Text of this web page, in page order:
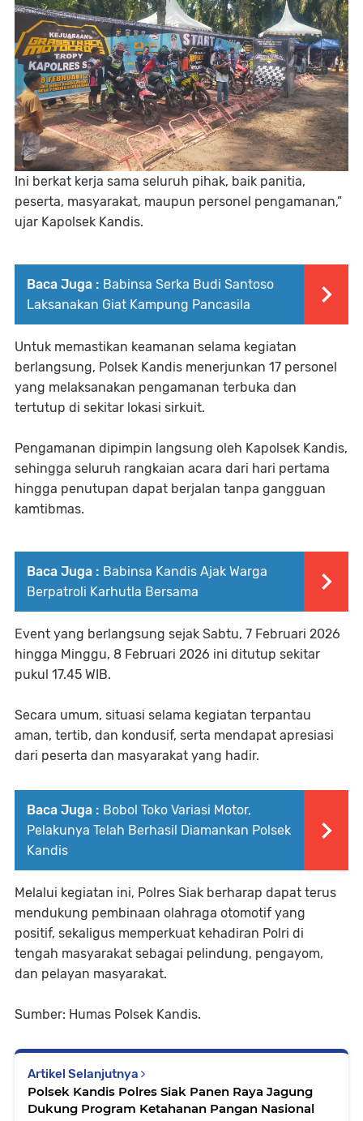
Ini berkat kerja sama seluruh pihak, baik panitia,
peserta, masyarakat, maupun personel pengamanan,”
ujar Kapolsek Kandis.
Baca Juga : Babinsa Serka Budi Santoso
Laksanakan Giat Kampung Pancasila
Untuk memastikan keamanan selama kegiatan
berlangsung, Polsek Kandis menerjunkan 17 personel
yang melaksanakan pengamanan terbuka dan
tertutup di sekitar lokasi sirkuit.
Pengamanan dipimpin langsung oleh Kapolsek Kandis,
sehingga seluruh rangkaian acara dari hari pertama
hingga penutupan dapat berjalan tanpa gangguan
kamtibmas.
Baca Juga : Babinsa Kandis Ajak Warga
Berpatroli Karhutla Bersama
Event yang berlangsung sejak Sabtu, 7 Februari 2026
hingga Minggu, 8 Februari 2026 ini ditutup sekitar
pukul 17.45 WIB.
Secara umum, situasi selama kegiatan terpantau
aman, tertib, dan kondusif, serta mendapat apresiasi
dari peserta dan masyarakat yang hadir.
Baca Juga : Bobol Toko Variasi Motor,
Pelakunya Telah Berhasil Diamankan Polsek
Kandis
Melalui kegiatan ini, Polres Siak berharap dapat terus
mendukung pembinaan olahraga otomotif yang
positif, sekaligus memperkuat kehadiran Polri di
tengah masyarakat sebagai pelindung, pengayom,
dan pelayan masyarakat.
Sumber: Humas Polsek Kandis.
Artikel Selanjutnya
Polsek Kandis Polres Siak Panen Raya Jagung
Dukung Program Ketahanan Pangan Nasional